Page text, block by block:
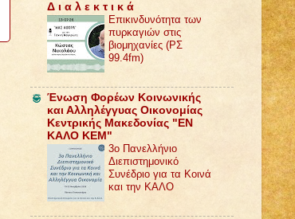
Δ ι α λ ε κ τ ι κ ά
Επικινδυνότητα των
πυρκαγιών στις
βιομηχανίες (ΡΣ
99.4fm)
Ένωση Φορέων Κοινωνικής
και Αλληλέγγυας Οικονομίας
Κεντρικής Μακεδονίας "ΕΝ
ΚΑΛΟ ΚΕΜ"
3ο Πανελλήνιο
Διεπιστημονικό
Συνέδριο για τα Κοινά
και την ΚΑΛΟ